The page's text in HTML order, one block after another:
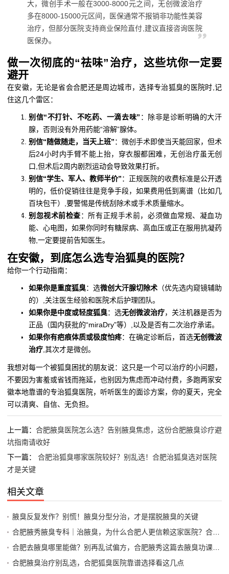
大，微创手术一般在3000-8000元之间，无创微波治疗
多在8000-15000元区间，医保通常不报销非功能性美容
治疗，但部分医院支持商业保险直付,建议直接咨询医院
医保办。
做一次彻底的“祛味”治疗，这些坑你一定要
避开
在安徽，无论是省会合肥还是周边城市，选择专治狐臭的医院时,记
住这几个雷区：
别信“不打针、不吃药、一滴去味” ：除非是诊断明确的大汗
腺，否则没有外用药能“溶解”腺体。
别信“随做随走，当天上班”：微创手术即使当天能回家，但术
后24小时内手臂不能上抬，穿衣服都困难，无创治疗虽无创
口,但术后2周内剧烈运动会导致效果打折。
别信“学生、军人、教师半价”：正规医院的收费标准是公开透
明的，低价促销往往是竞争手段，如果费用低到离谱（比如几
百块包干）,要警惕是传统刮除术或手术质量缩水。
别忽视术前检查：所有正规手术前，必须做血常规、凝血功
能、心电图，如果你同时有糖尿病、高血压或正在服用抗凝药
物,一定要提前告知医生。
在安徽，到底怎么选专治狐臭的医院？
给你一个行动指南：
如果你是重度狐臭：选微创大汗腺切除术 （优先选内窥镜辅助
的）,关注医生经验和医院术后护理团队。
如果你是中度或轻度狐臭：选无创微波治疗，关注机器是否为
正品（国内获批的“miraDry”等）,以及是否有二次治疗承诺。
如果你有疤痕体质或极度怕疼：在确定诊断后，首选无创微波
治疗,其次才是微创。
我想对每一个被狐臭困扰的朋友说：这只是一个可以治疗的小问题，
不要因为害羞或省钱而拖延，也别因为焦虑而冲动付费，多跑两家安
徽本地靠谱的专治狐臭医院，听听医生的面诊方案，你的夏天，完全
可以清爽、自信、无负担。
上一篇： 合肥腋臭医院怎么选？告别腋臭焦虑，这份合肥腋臭诊疗避
坑指南请收好
下一篇： 合肥治狐臭哪家医院较好？别乱选！合肥治狐臭选对医院
才是关键
相关文章
腋臭反复发作？别慌！腋臭分型分治，才是摆脱腋臭的关键
合肥腋秀腋臭专科｜治腋臭，为什么合肥人更信赖这家医院？合肥腋臭治疗避坑指南
合肥去腋臭哪里能做？别再乱试偏方，合肥腋秀这篇去腋臭功课请收好
合肥腋臭治疗别乱选，合肥狐臭医院靠谱选择看这几点